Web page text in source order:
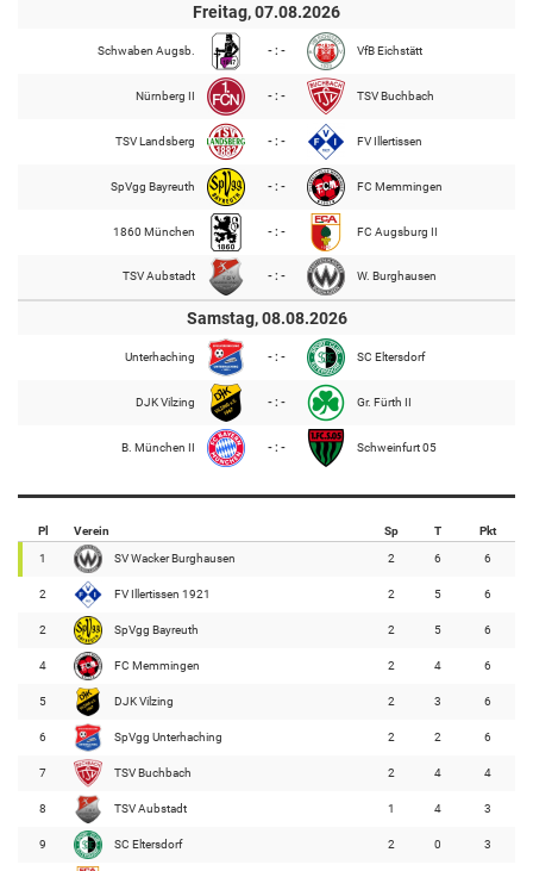
Freitag, 07.08.2026
Schwaben Augsb. - : - VfB Eichstätt
Nürnberg II - : - TSV Buchbach
TSV Landsberg - : - FV Illertissen
SpVgg Bayreuth - : - FC Memmingen
1860 München - : - FC Augsburg II
TSV Aubstadt - : - W. Burghausen
Samstag, 08.08.2026
Unterhaching - : - SC Eltersdorf
DJK Vilzing - : - Gr. Fürth II
B. München II - : - Schweinfurt 05
Pl Verein Sp T Pkt
1 SV Wacker Burghausen 2 6 6
2 FV Illertissen 1921 2 5 6
2 SpVgg Bayreuth 2 5 6
4 FC Memmingen 2 4 6
5 DJK Vilzing 2 3 6
6 SpVgg Unterhaching 2 2 6
7 TSV Buchbach 2 4 4
8 TSV Aubstadt 1 4 3
9 SC Eltersdorf 2 0 3